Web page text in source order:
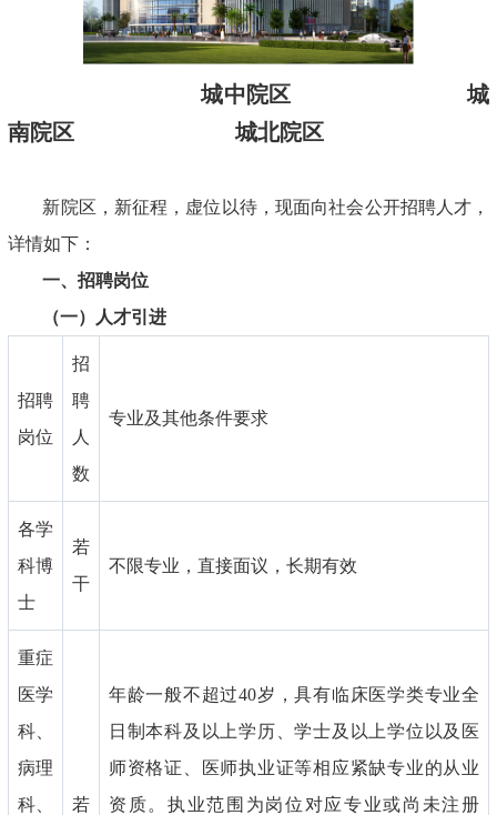
城中院区城
南院区城北院区
新院区，新征程，虚位以待，现面向社会公开招聘人才，
详情如下：
一、招聘岗位
（一）人才引进
招聘
岗位
招
聘
人
数
专业及其他条件要求
各学
科博
士
若
干
不限专业，直接面议，长期有效
重症
医学
科、
病理
科、
若
年龄一般不超过40岁，具有临床医学类专业全
日制本科及以上学历、学士及以上学位以及医
师资格证、医师执业证等相应紧缺专业的从业
资质。执业范围为岗位对应专业或尚未注册